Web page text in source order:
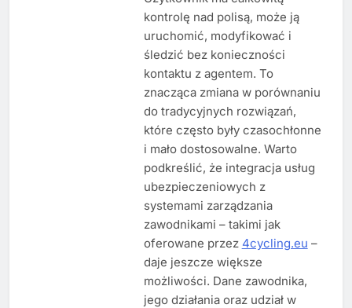
kontrolę nad polisą, może ją
uruchomić, modyfikować i
śledzić bez konieczności
kontaktu z agentem. To
znacząca zmiana w porównaniu
do tradycyjnych rozwiązań,
które często były czasochłonne
i mało dostosowalne. Warto
podkreślić, że integracja usług
ubezpieczeniowych z
systemami zarządzania
zawodnikami – takimi jak
oferowane przez 4cycling.eu –
daje jeszcze większe
możliwości. Dane zawodnika,
jego działania oraz udział w